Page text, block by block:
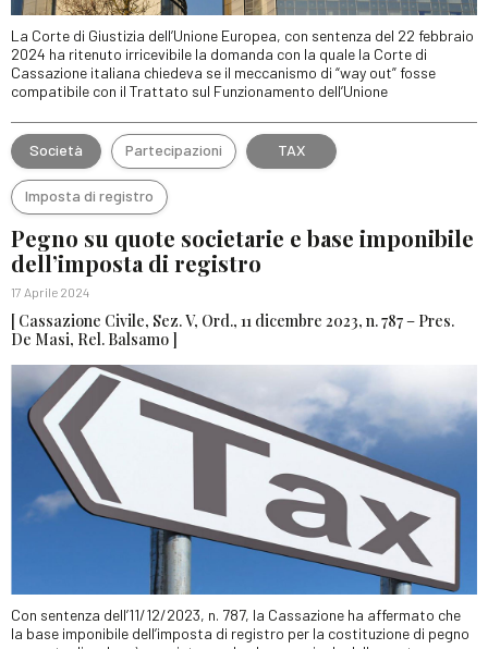
La Corte di Giustizia dell’Unione Europea, con sentenza del 22 febbraio
2024 ha ritenuto irricevibile la domanda con la quale la Corte di
Cassazione italiana chiedeva se il meccanismo di “way out” fosse
compatibile con il Trattato sul Funzionamento dell’Unione
Società Partecipazioni TAX
Imposta di registro
Pegno su quote societarie e base imponibile
dell’imposta di registro
17 Aprile 2024
[ Cassazione Civile, Sez. V, Ord., 11 dicembre 2023, n. 787 – Pres.
De Masi, Rel. Balsamo ]
Con sentenza dell’11/12/2023, n. 787, la Cassazione ha affermato che
la base imponibile dell’imposta di registro per la costituzione di pegno